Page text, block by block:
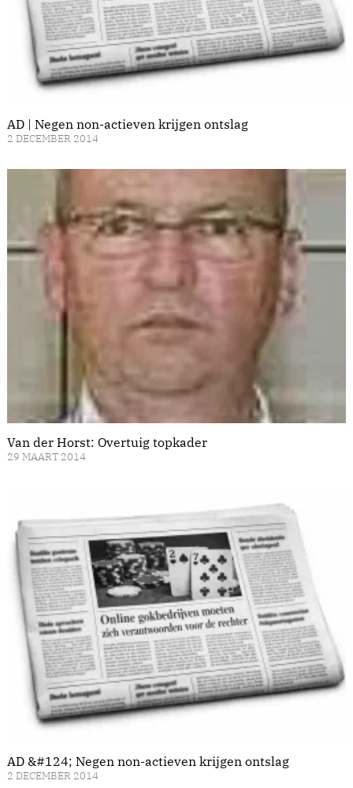
AD | Negen non-actieven krijgen ontslag
2 DECEMBER 2014
Van der Horst: Overtuig topkader
29 MAART 2014
AD &#124; Negen non-actieven krijgen ontslag
2 DECEMBER 2014